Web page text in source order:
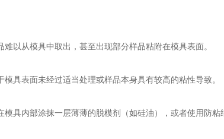
从模具中取出，甚至出现部分样品粘附在模具表面。
表面未经过适当处理或样品本身具有较高的粘性导致。
内部涂抹一层薄薄的脱模剂（如硅油），或者使用防粘